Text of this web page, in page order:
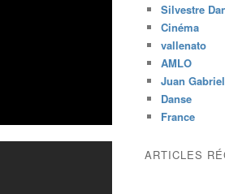
Silvestre
Cinéma
vallenato
AMLO
Juan Gabriel
Danse
France
ARTICLES